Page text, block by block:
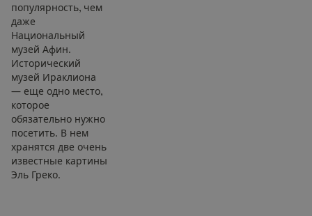
популярность, чем
даже
Национальный
музей Афин.
Исторический
музей Ираклиона
— еще одно место,
которое
обязательно нужно
посетить. В нем
хранятся две очень
известные картины
Эль Греко.